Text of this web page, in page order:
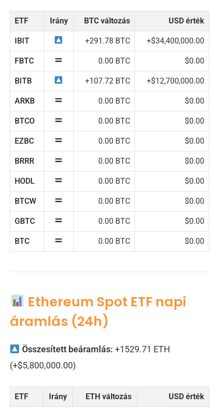
ETF Irány BTC változás USD érték
IBIT +291.78 BTC +$34,400,000.00
FBTC 0.00 BTC $0.00
BITB +107.72 BTC +$12,700,000.00
ARKB 0.00 BTC $0.00
BTCO 0.00 BTC $0.00
EZBC 0.00 BTC $0.00
BRRR 0.00 BTC $0.00
HODL 0.00 BTC $0.00
BTCW 0.00 BTC $0.00
GBTC 0.00 BTC $0.00
BTC 0.00 BTC $0.00
Ethereum Spot ETF napi
áramlás (24h)
Összesített beáramlás: +1529.71 ETH
(+$5,800,000.00)
ETF Irány ETH változás USD érték